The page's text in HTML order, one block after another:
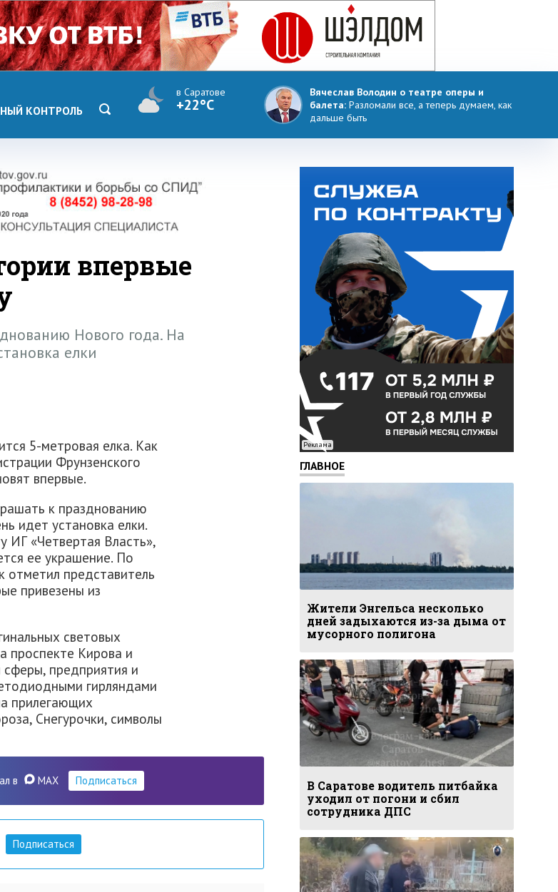
КОНТРОЛЬ
в Саратове
+22°C
Вячеслав Володин о театре оперы и
балета: Разломали все, а теперь думаем, как
дальше быть
впервые
Нового года. На
елки
5-метровая елка. Как
Фрунзенского
впервые.
к празднованию
идет установка елки.
ИГ «Четвертая Власть»,
ее украшение. По
отметил представитель
привезены из
световых
проспекте Кирова и
предприятия и
гирляндами
прилегающих
Снегурочки, символы
в MAX Подписаться
Подписаться
Реклама
ГЛАВНОЕ
Жители Энгельса несколько
дней задыхаются из-за дыма от
мусорного полигона
В Саратове водитель питбайка
уходил от погони и сбил
сотрудника ДПС